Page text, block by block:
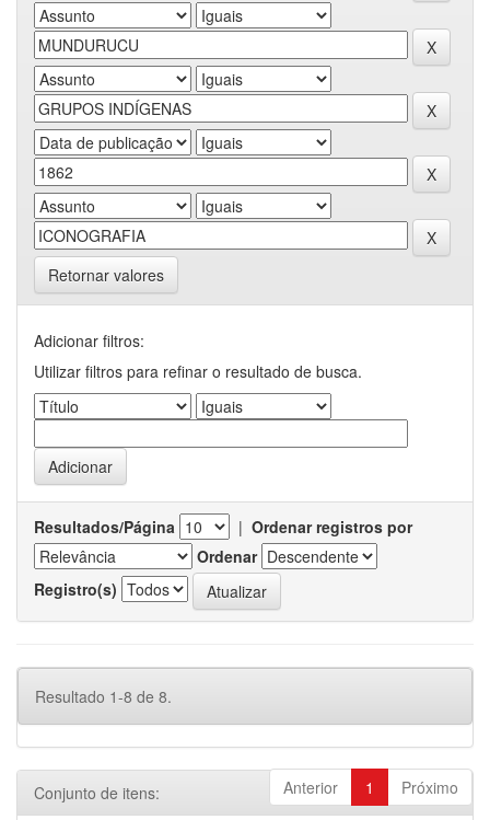
Retornar valores
Adicionar filtros:
Utilizar filtros para refinar o resultado de busca.
Resultados/Página | Ordenar registros por
Ordenar
Registro(s)
Resultado 1-8 de 8.
Anterior 1 Próximo
Conjunto de itens: